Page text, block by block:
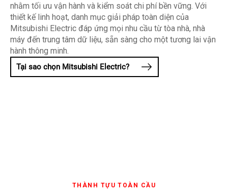
nhằm tối ưu vận hành và kiểm soát chi phí bền vững. Với
thiết kế linh hoạt, danh mục giải pháp toàn diện của
Mitsubishi Electric đáp ứng mọi nhu cầu từ tòa nhà, nhà
máy đến trung tâm dữ liệu, sẵn sàng cho một tương lai vận
hành thông minh.
Tại sao chọn Mitsubishi Electric?
THÀNH TỰU TOÀN CẦU